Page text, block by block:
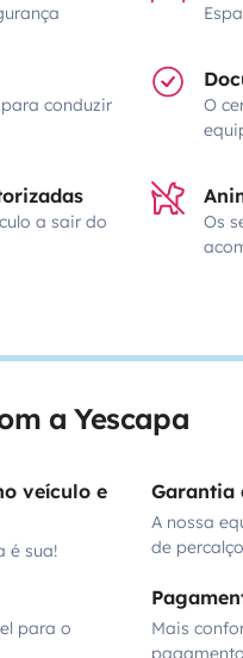
conduzir
O
a sair do
Os
a Yescapa
veículo e
é sua!
Garantia
A nossa
de
para o
Mais
pagamento